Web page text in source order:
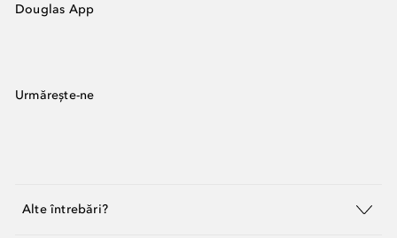
Douglas App
Urmărește-ne
Alte întrebări?